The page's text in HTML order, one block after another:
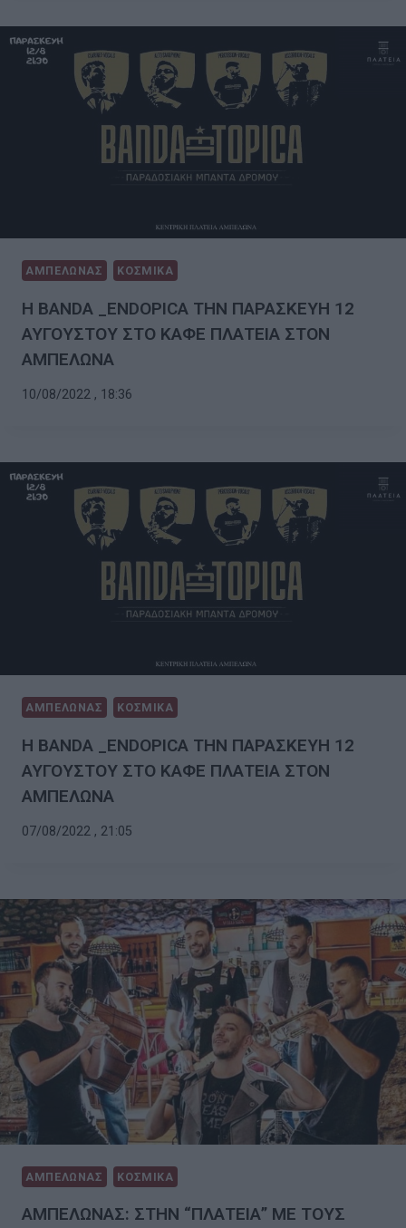
ΑΜΠΕΛΩΝΑΣ ΚΟΣΜΙΚΑ
Η BANDA _ENDOPICA ΤΗΝ ΠΑΡΑΣΚΕΥΗ 12
ΑΥΓΟΥΣΤΟΥ ΣΤΟ ΚΑΦΕ ΠΛΑΤΕΙΑ ΣΤΟΝ
ΑΜΠΕΛΩΝΑ
10/08/2022 , 18:36
ΑΜΠΕΛΩΝΑΣ ΚΟΣΜΙΚΑ
Η BANDA _ENDOPICA ΤΗΝ ΠΑΡΑΣΚΕΥΗ 12
ΑΥΓΟΥΣΤΟΥ ΣΤΟ ΚΑΦΕ ΠΛΑΤΕΙΑ ΣΤΟΝ
ΑΜΠΕΛΩΝΑ
07/08/2022 , 21:05
ΑΜΠΕΛΩΝΑΣ ΚΟΣΜΙΚΑ
ΑΜΠΕΛΩΝΑΣ: ΣΤΗΝ “ΠΛΑΤΕΙΑ” ΜΕ ΤΟΥΣ